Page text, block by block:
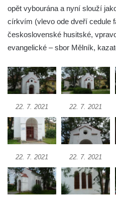
roušky pot z tváře
Křížová cesta Římov – XIX.
kříž nesoucí potkává Pannu
Ježíše vložen kříž
Křížová cesta Římov – XVII.
Pilát
Křížová cesta Římov – XVI.
Herodesa
Křížová cesta Římov – XV.
Pilát
Křížová cesta Římov – XIV.
Kaifáše (U Děvečky)
opět vybourána a nyní slouží
církvím (vlevo ode dveří cedule
československé husitské,
evangelické – sbor Mělník,
22. 7. 2021 22. 7. 2021
22. 7. 2021 22. 7. 2021